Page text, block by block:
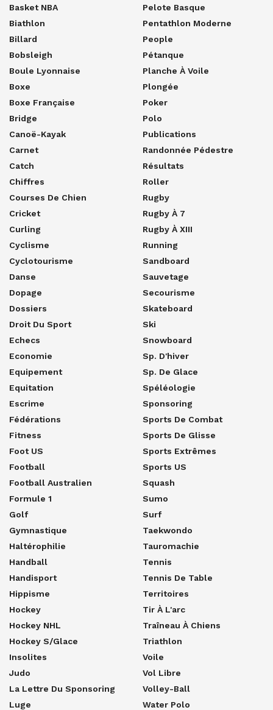
Basket NBA
Biathlon
Billard
Bobsleigh
Boule Lyonnaise
Boxe
Boxe Française
Bridge
Canoë-Kayak
Carnet
Catch
Chiffres
Courses De Chien
Cricket
Curling
Cyclisme
Cyclotourisme
Danse
Dopage
Dossiers
Droit Du Sport
Echecs
Economie
Equipement
Equitation
Escrime
Fédérations
Fitness
Foot US
Football
Football Australien
Formule 1
Golf
Gymnastique
Haltérophilie
Handball
Handisport
Hippisme
Hockey
Hockey NHL
Hockey S/glace
Insolites
Judo
La Lettre Du Sponsoring
Luge
Pelote Basque
Pentathlon Moderne
People
Pétanque
Planche À Voile
Plongée
Poker
Polo
Publications
Randonnée Pédestre
Résultats
Roller
Rugby
Rugby À 7
Rugby À XIII
Running
Sandboard
Sauvetage
Secourisme
Skateboard
Ski
Snowboard
Sp. D'hiver
Sp. De Glace
Spéléologie
Sponsoring
Sports De Combat
Sports De Glisse
Sports Extrêmes
Sports US
Squash
Sumo
Surf
Taekwondo
Tauromachie
Tennis
Tennis De Table
Territoires
Tir À L'arc
Traîneau À Chiens
Triathlon
Voile
Vol Libre
Volley-Ball
Water Polo